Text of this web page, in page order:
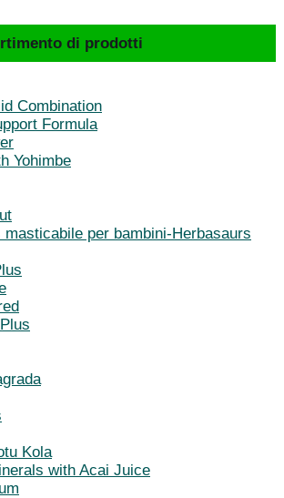
di prodotti
Combination
Formula
Yohimbe
masticabile per bambini-Herbasaurs
Kola
with Acai Juice